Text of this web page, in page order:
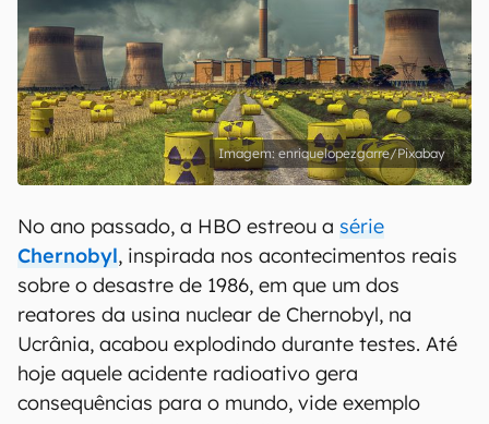
enriquelopezgarre/Pixabay
No ano passado, a HBO estreou a série
Chernobyl, inspirada nos acontecimentos reais
sobre o desastre de 1986, em que um dos
reatores da usina nuclear de Chernobyl, na
Ucrânia, acabou explodindo durante testes. Até
hoje aquele acidente radioativo gera
consequências para o mundo, vide exemplo